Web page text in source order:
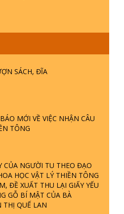
SÁCH, ĐĨA
MỚI VỀ VIỆC NHẬN CÂU
TÔNG
CỦA NGƯỜI TU THEO ĐẠO
HỌC VẬT LÝ THIỀN TÔNG
ĐỀ XUẤT THU LẠI GIẤY YẾU
GỖ BÍ MẬT CỦA BÀ
THỊ QUẾ LAN
BIỆT P25 - SUỐT 49 NĂM
NÓI? HỘI LONG HOA LÀ
TÔNG ĐẶC BIỆT P22 -
ĐẤT NHIỀU THIÊN TAI - LŨ
HOẠN | TTTD